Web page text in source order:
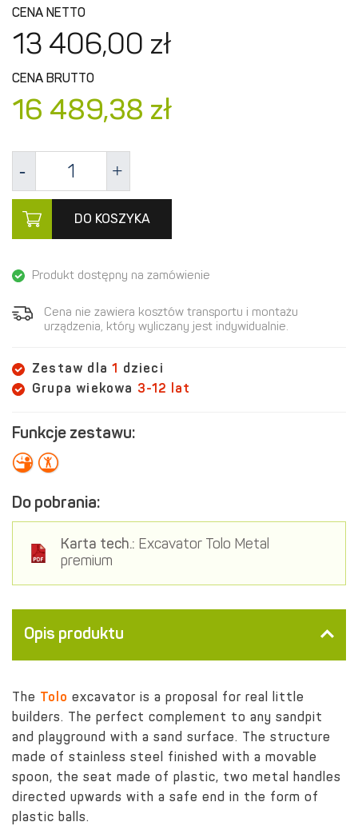
CENA NETTO
13 406,00 zł
CENA BRUTTO
16 489,38 zł
DO KOSZYKA
Produkt dostępny na zamówienie
Cena nie zawiera kosztów transportu i montażu
urządzenia, który wyliczany jest indywidualnie.
Zestaw dla1 dzieci
Grupa wiekowa 3-12 lat
Funkcje zestawu:
Do pobrania:
Karta tech.: Excavator Tolo Metal
premium
Opis produktu
The Tolo excavator is a proposal for real little
builders. The perfect complement to any sandpit
and playground with a sand surface. The structure
made of stainless steel finished with a movable
spoon, the seat made of plastic, two metal handles
directed upwards with a safe end in the form of
plastic balls.